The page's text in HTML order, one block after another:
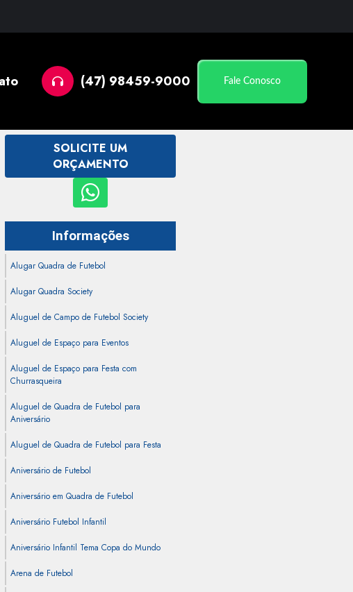
(47) 98459-9000 Fale Conosco
SOLICITE UM
ORÇAMENTO
Informações
Alugar Quadra de Futebol
Alugar Quadra Society
Aluguel de Campo de Futebol Society
Aluguel de Espaço para Eventos
Aluguel de Espaço para Festa com
Churrasqueira
Aluguel de Quadra de Futebol para
Aniversário
Aluguel de Quadra de Futebol para Festa
Aniversário de Futebol
Aniversário em Quadra de Futebol
Aniversário Futebol Infantil
Aniversário Infantil Tema Copa do Mundo
Arena de Futebol